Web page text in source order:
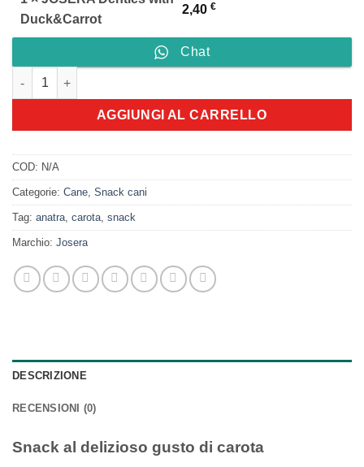
Duck&Carrot
2,40 €
Chat
JOSERA Denties with Duck&Carrot quantità
AGGIUNGI AL CARRELLO
COD: N/A
Categorie: Cane, Snack cani
Tag: anatra, carota, snack
Marchio: Josera
DESCRIZIONE
RECENSIONI (0)
Snack al delizioso gusto di carota